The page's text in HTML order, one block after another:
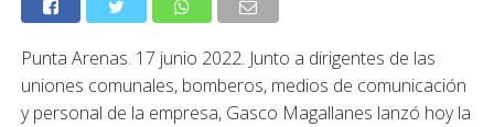
Punta Arenas. 17 junio 2022. Junto a dirigentes de las
uniones comunales, bomberos, medios de comunicación
y personal de la empresa, Gasco Magallanes lanzó hoy la